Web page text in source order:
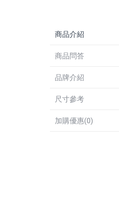
商品介紹
商品問答
品牌介紹
尺寸參考
加購優惠(0)